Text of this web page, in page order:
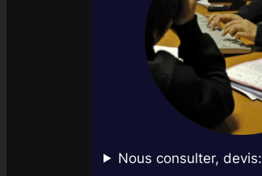
Nous consulter, devis: